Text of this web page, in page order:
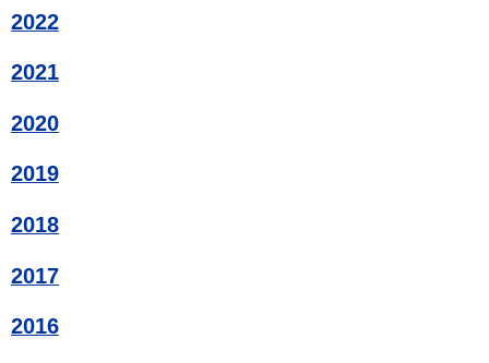
2022
2021
2020
2019
2018
2017
2016